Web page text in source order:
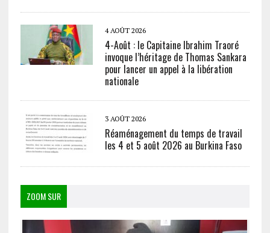
4 AOÛT 2026
4-Août : le Capitaine Ibrahim Traoré
invoque l’héritage de Thomas Sankara
pour lancer un appel à la libération
nationale
3 AOÛT 2026
Réaménagement du temps de travail
les 4 et 5 août 2026 au Burkina Faso
ZOOM SUR